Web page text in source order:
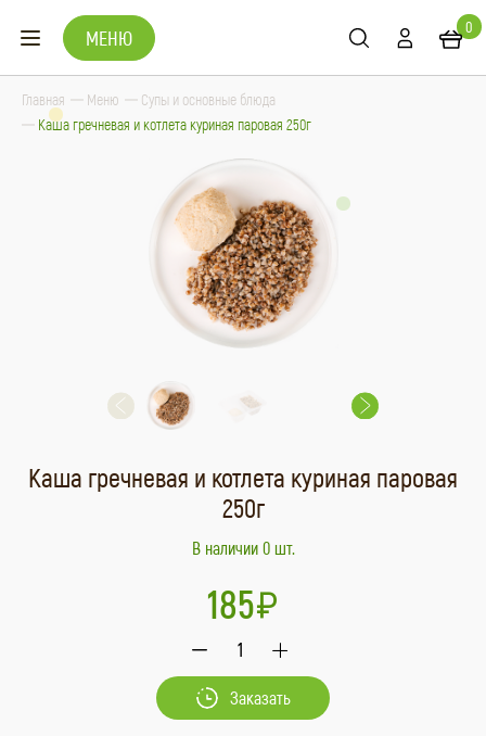
МЕНЮ 0
Главная Меню
Супы и основные блюда
Каша гречневая и котлета куриная паровая 250г
Каша гречневая и котлета куриная паровая
250г
В наличии 0 шт.
185
1
Заказать